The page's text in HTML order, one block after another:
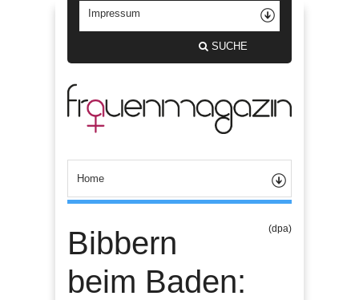
SUCHE
Bibbern
beim Baden:
(dpa)